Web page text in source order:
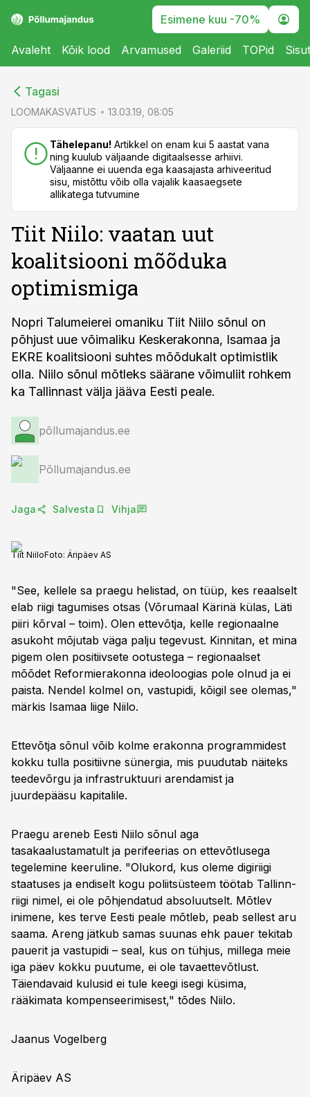
Esimene kuu -70%
Avaleht Kõik lood Arvamused Galeriid TOPid
Tagasi
LOOMAKASVATUS 13.03.19, 08:05
Tähelepanu! Artikkel on enam kui 5 aastat vana
ning kuulub väljaande digitaalsesse arhiivi.
Väljaanne ei uuenda ega kaasajasta arhiveeritud
sisu, mistõttu võib olla vajalik kaasaegsete
allikatega tutvumine
Tiit Niilo: vaatan uut
koalitsiooni mõõduka
optimismiga
Nopri Talumeierei omaniku Tiit Niilo sõnul on
põhjust uue võimaliku Keskerakonna, Isamaa ja
EKRE koalitsiooni suhtes mõõdukalt optimistlik
olla. Niilo sõnul mõtleks säärane võimuliit rohkem
ka Tallinnast välja jääva Eesti peale.
põllumajandus.ee
Põllumajandus.ee
Jaga Salvesta Vihja
Tiit NiiloFoto: Äripäev AS
"See, kellele sa praegu helistad, on tüüp, kes reaalselt
elab riigi tagumises otsas (Võrumaal Kärinä külas, Läti
piiri kõrval – toim). Olen ettevõtja, kelle regionaalne
asukoht mõjutab väga palju tegevust. Kinnitan, et mina
pigem olen positiivsete ootustega – regionaalset
mõõdet Reformierakonna ideoloogias pole olnud ja ei
paista. Nendel kolmel on, vastupidi, kõigil see olemas,"
märkis Isamaa liige Niilo.
Ettevõtja sõnul võib kolme erakonna programmidest
kokku tulla positiivne sünergia, mis puudutab näiteks
teedevõrgu ja infrastruktuuri arendamist ja
juurdepääsu kapitalile.
Praegu areneb Eesti Niilo sõnul aga
tasakaalustamatult ja perifeerias on ettevõtlusega
tegelemine keeruline. "Olukord, kus oleme digiriigi
staatuses ja endiselt kogu poliitsüsteem töötab Tallinn-
riigi nimel, ei ole põhjendatud absoluutselt. Mõtlev
inimene, kes terve Eesti peale mõtleb, peab sellest aru
saama. Areng jätkub samas suunas ehk pauer tekitab
pauerit ja vastupidi – seal, kus on tühjus, millega meie
iga päev kokku puutume, ei ole tavaettevõtlust.
Täiendavaid kulusid ei tule keegi isegi küsima,
rääkimata kompenseerimisest," tõdes Niilo.
Jaanus Vogelberg
Äripäev AS